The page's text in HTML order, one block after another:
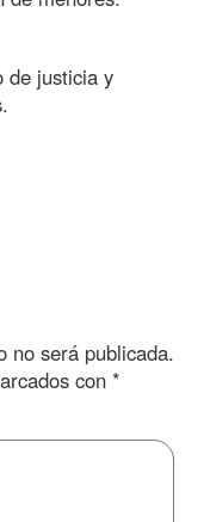
de justicia y
no será publicada.
con *